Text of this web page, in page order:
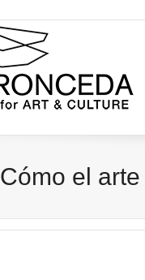
Cómo el